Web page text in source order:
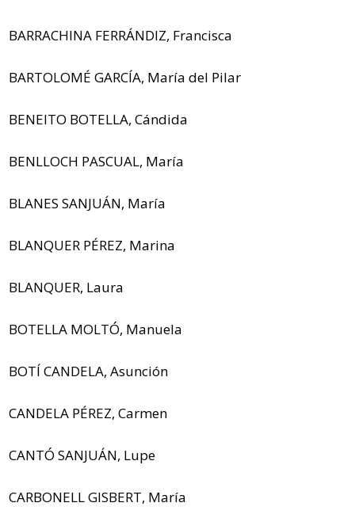
BARRACHINA FERRÁNDIZ, Francisca
BARTOLOMÉ GARCÍA, María del Pilar
BENEITO BOTELLA, Cándida
BENLLOCH PASCUAL, María
BLANES SANJUÁN, María
BLANQUER PÉREZ, Marina
BLANQUER, Laura
BOTELLA MOLTÓ, Manuela
BOTÍ CANDELA, Asunción
CANDELA PÉREZ, Carmen
CANTÓ SANJUÁN, Lupe
CARBONELL GISBERT, María